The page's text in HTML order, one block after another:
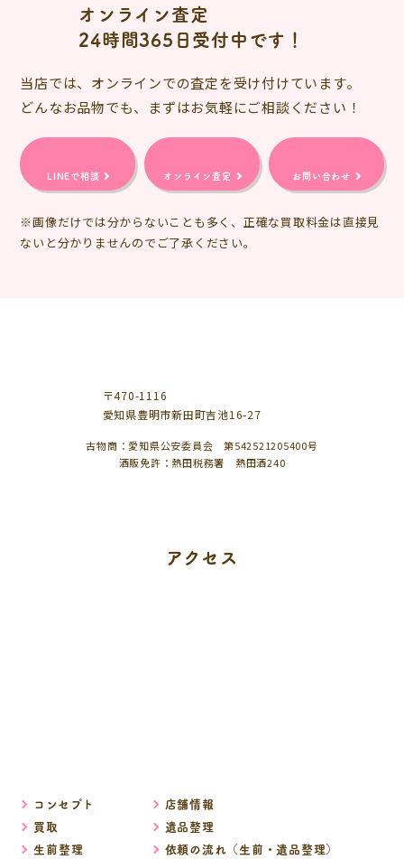
オンライン査定
24時間365日受付中です！
当店では、オンラインでの査定を受け付けています。
どんなお品物でも、まずはお気軽にご相談ください！
LINEで相談 オンライン査定 お問い合わせ
※画像だけでは分からないことも多く、正確な買取料金は直接見
ないと分かりませんのでご了承ください。
〒470-1116
愛知県豊明市新田町吉池16-27
古物商：愛知県公安委員会 第542521205400号
酒販免許：熱田税務署 熱田酒240
アクセス
コンセプト
店舗情報
買取
遺品整理
生前整理
依頼の流れ（生前・遺品整理）